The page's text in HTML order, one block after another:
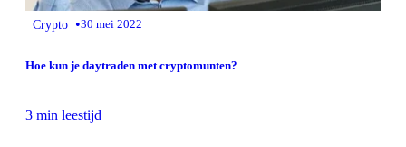
Crypto •30 mei 2022
Hoe kun je daytraden met cryptomunten?
3 min leestijd